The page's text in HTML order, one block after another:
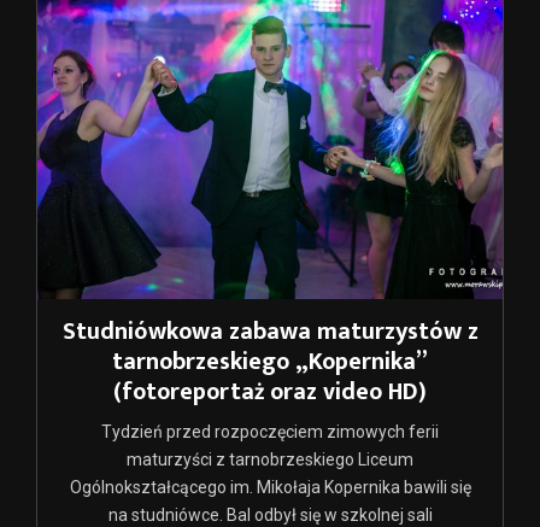
Studniówkowa zabawa maturzystów z
tarnobrzeskiego „Kopernika”
(fotoreportaż oraz video HD)
Tydzień przed rozpoczęciem zimowych ferii
maturzyści z tarnobrzeskiego Liceum
Ogólnokształcącego im. Mikołaja Kopernika bawili się
na studniówce. Bal odbył się w szkolnej sali